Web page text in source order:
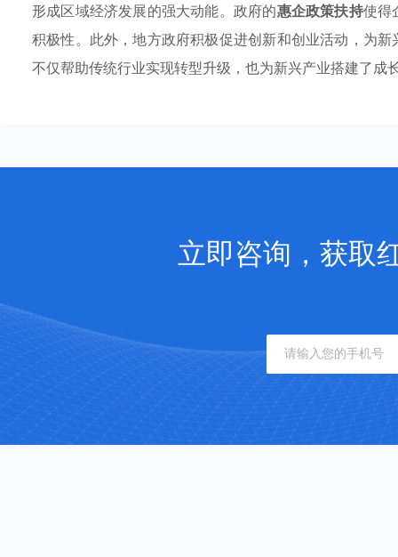
形成区域经济发展的强大动能。政府的惠企政策扶持使得
积极性。此外，地方政府积极促进创新和创业活动，为
不仅帮助传统行业实现转型升级，也为新兴产业搭建了
立即咨询，获取